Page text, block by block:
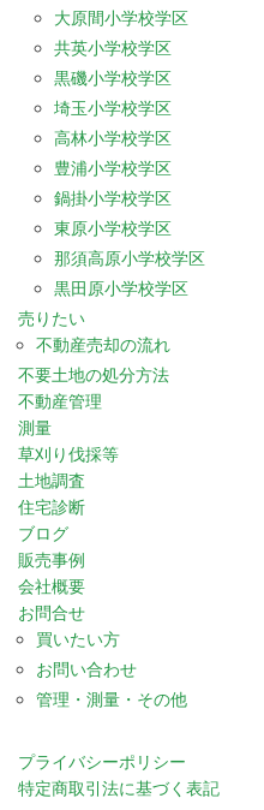
大原間小学校学区
共英小学校学区
黒磯小学校学区
埼玉小学校学区
高林小学校学区
豊浦小学校学区
鍋掛小学校学区
東原小学校学区
那須高原小学校学区
黒田原小学校学区
売りたい
不動産売却の流れ
不要土地の処分方法
不動産管理
測量
草刈り伐採等
土地調査
住宅診断
ブログ
販売事例
会社概要
お問合せ
買いたい方
お問い合わせ
管理・測量・その他
プライバシーポリシー
特定商取引法に基づく表記